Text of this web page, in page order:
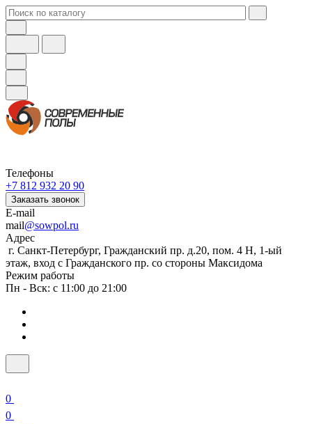
Телефоны
+7 812 932 20 90
Заказать звонок
E-mail
mail@sowpol.ru
Адрес
г. Санкт-Петербург, Гражданский пр. д.20, пом. 4 Н, 1-ый
этаж, вход с Гражданского пр. со стороны Максидома
Режим работы
Пн - Вск: с 11:00 до 21:00
0
0